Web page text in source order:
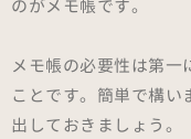
のがメモ帳です。
メモ帳の必要性は第一
ことです。簡単で構い
出しておきましょう。